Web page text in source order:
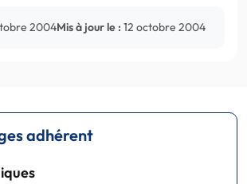
2004Mis à jour le : 12 octobre 2004
adhérent